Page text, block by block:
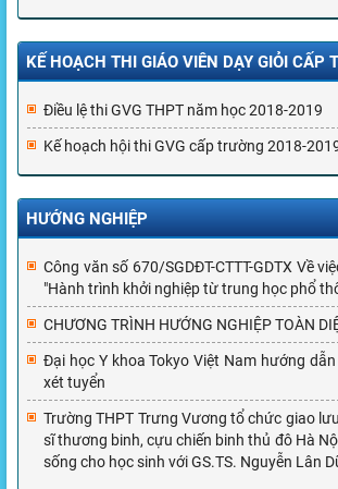
KẾ HOẠCH THI GIÁO VIÊN DẠY GIỎI CẤP
Điều lệ thi GVG THPT năm học 2018-2019
Kế hoạch hội thi GVG cấp trường 2018-
HƯỚNG NGHIỆP
Công văn số 670/SGDĐT-CTTT-GDTX Về
"Hành trình khởi nghiệp từ trung học phổ
CHƯƠNG TRÌNH HƯỚNG NGHIỆP TOÀN
Đại học Y khoa Tokyo Việt Nam hướng
xét tuyển
Trường THPT Trưng Vương tổ chức giao
sĩ thương binh, cựu chiến binh thủ đô Hà
sống cho học sinh với GS.TS. Nguyễn Lân